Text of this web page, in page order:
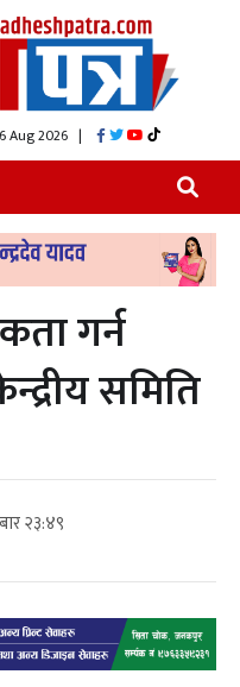
2026 |
गर्न
समिति
२३:४९